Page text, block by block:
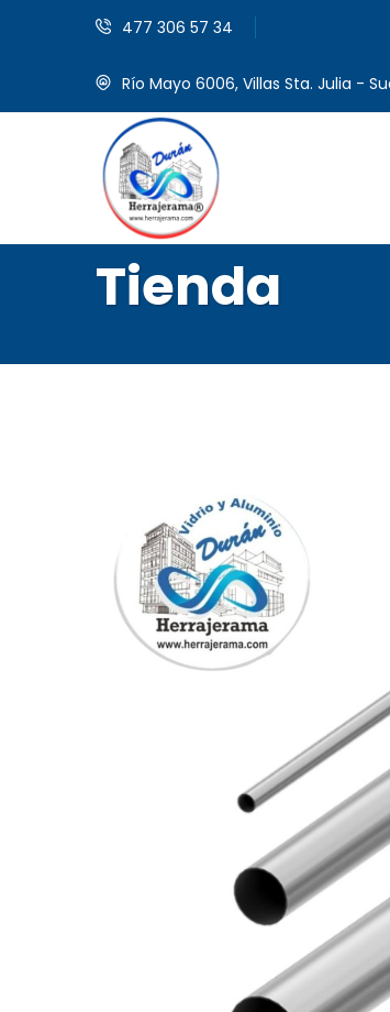
477 306 57 34
Río Mayo 6006, Villas Sta. Julia -
Tienda